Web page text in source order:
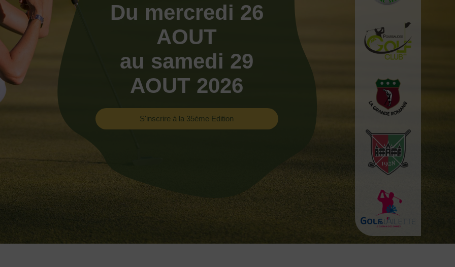
Du mercredi 26
AOUT
au samedi 29
AOUT 2026
S'inscrire à la 35ème Edition